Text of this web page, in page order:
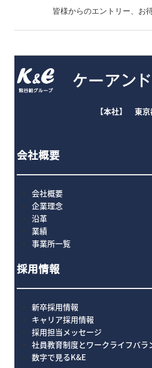
皆様からのエントリー、お
【本社】 東
会社概要
会社概要
企業理念
沿革
業績
事業所一覧
採用情報
新卒採用情報
キャリア採用情報
採用担当メッセージ
社員教育制度とワークライフバラ
数字で見るK&E